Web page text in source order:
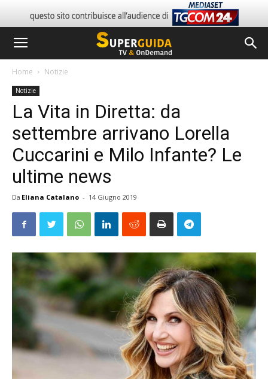
Home Notizie
Notizie
La Vita in Diretta: da
settembre arrivano Lorella
Cuccarini e Milo Infante? Le
ultime news
Da Eliana Catalano - 14 Giugno 2019